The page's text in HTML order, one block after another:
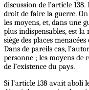
discussion de l’article
droit de faire la guerre.
les moyens, et, dans une
plus indispensables, est
siège des places
Dans de pareils cas,
personne ; les moyens de
de l’existence du pays.
Si l’article 138 avait aboli